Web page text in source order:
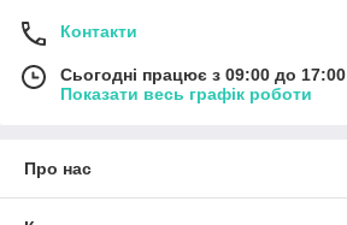
Контакти
Сьогодні працює з 09:00 до 17:00
Показати весь графік роботи
Про нас